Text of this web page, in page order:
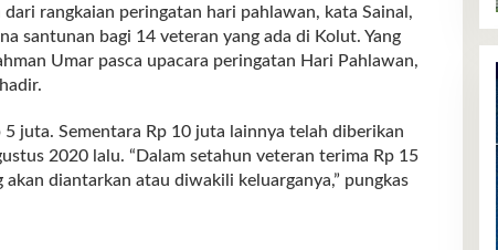
rangkaian peringatan hari pahlawan, kata Sainal,
santunan bagi 14 veteran yang ada di Kolut. Yang
Umar pasca upacara peringatan Hari Pahlawan,
juta. Sementara Rp 10 juta lainnya telah diberikan
2020 lalu. “Dalam setahun veteran terima Rp 15
diantarkan atau diwakili keluarganya,” pungkas